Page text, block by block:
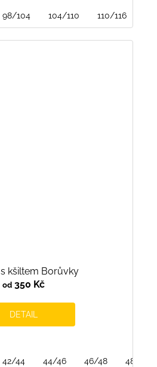
98/104 104/110 110/116
kšiltem Borůvky
od350 Kč
DETAIL
42/44 44/46 46/48 48/50